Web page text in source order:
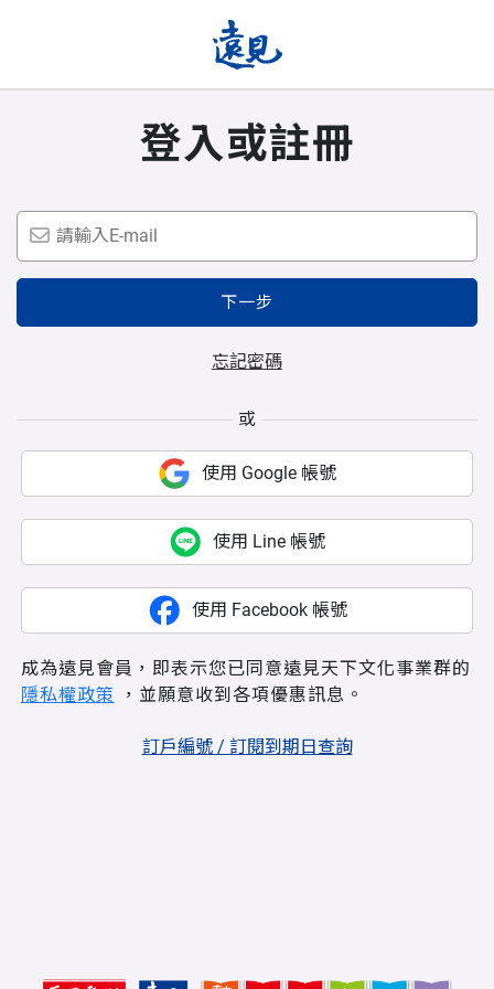
登入或註冊
下一步
忘記密碼
或
使用 Google 帳號
使用 Line 帳號
使用 Facebook 帳號
成為遠見會員，即表示您已同意遠見天下文化事業群的
隱私權政策 ，並願意收到各項優惠訊息。
訂戶編號 / 訂閱到期日查詢